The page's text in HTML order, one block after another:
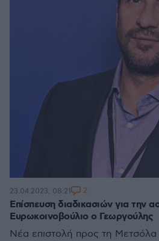
Επίσπευση διαδικασιών για την
Ευρωκοινοβούλιο ο Γεωργούλης
Νέα επιστολή προς τη Μετσόλα
23.04.2023, 08:21 2